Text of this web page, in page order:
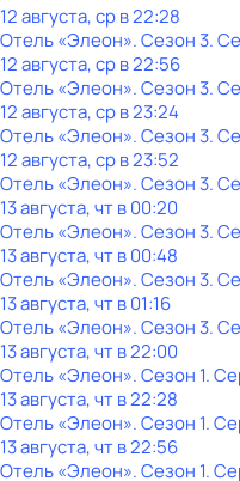
12 августа, ср в 22:28
Отель «Элеон». Сезон 3.
12 августа, ср в 22:56
Отель «Элеон». Сезон 3.
12 августа, ср в 23:24
Отель «Элеон». Сезон 3.
12 августа, ср в 23:52
Отель «Элеон». Сезон 3.
13 августа, чт в 00:20
Отель «Элеон». Сезон 3.
13 августа, чт в 00:48
Отель «Элеон». Сезон 3.
13 августа, чт в 01:16
Отель «Элеон». Сезон 3.
13 августа, чт в 22:00
Отель «Элеон». Сезон 1.
13 августа, чт в 22:28
Отель «Элеон». Сезон 1.
13 августа, чт в 22:56
Отель «Элеон». Сезон 1.